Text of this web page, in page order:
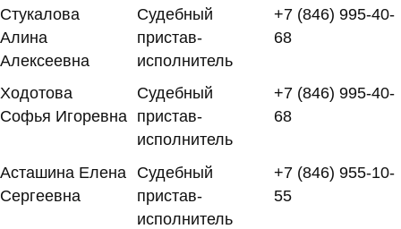
Стукалова
Алина
Алексеевна
Судебный
пристав-
исполнитель
+7 (846) 995-40-
68
Ходотова
Софья Игоревна
Судебный
пристав-
исполнитель
+7 (846) 995-40-
68
Асташина Елена
Сергеевна
Судебный
пристав-
исполнитель
+7 (846) 955-10-
55